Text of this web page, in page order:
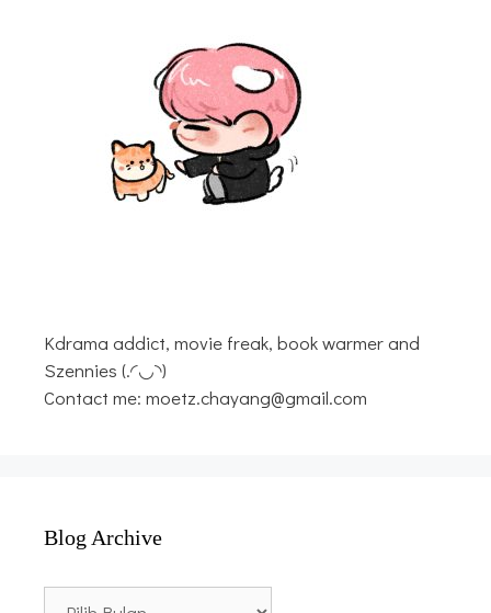
Kdrama addict, movie freak, book warmer and
Szennies (.◜◡◝)
Contact me: moetz.chayang@gmail.com
Blog Archive